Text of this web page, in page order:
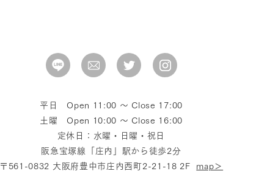
平日 Open 11:00 〜 Close 17:00
土曜 Open 10:00 〜 Close 16:00
定休日：水曜・日曜・祝日
阪急宝塚線「庄内」駅から徒歩2分
〒561-0832 大阪府豊中市庄内西町2-21-18 2F map＞